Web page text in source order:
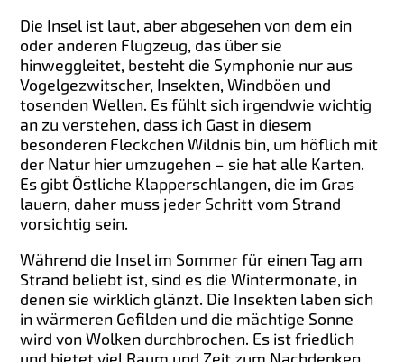
Die Insel ist laut, aber abgesehen von dem ein
oder anderen Flugzeug, das über sie
hinweggleitet, besteht die Symphonie nur aus
Vogelgezwitscher, Insekten, Windböen und
tosenden Wellen. Es fühlt sich irgendwie wichtig
an zu verstehen, dass ich Gast in diesem
besonderen Fleckchen Wildnis bin, um höflich mit
der Natur hier umzugehen – sie hat alle Karten.
Es gibt Östliche Klapperschlangen, die im Gras
lauern, daher muss jeder Schritt vom Strand
vorsichtig sein.
Während die Insel im Sommer für einen Tag am
Strand beliebt ist, sind es die Wintermonate, in
denen sie wirklich glänzt. Die Insekten laben sich
in wärmeren Gefilden und die mächtige Sonne
wird von Wolken durchbrochen. Es ist friedlich